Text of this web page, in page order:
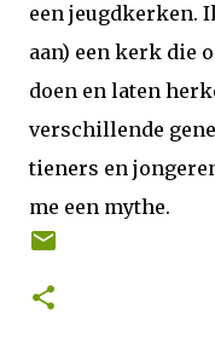
een jeugdkerken.
aan) een kerk die
doen en laten
verschillende
tieners en
me een mythe.